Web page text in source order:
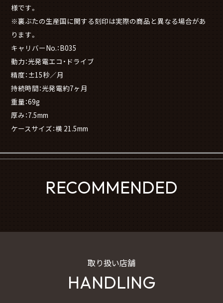
様です。
※裏ぶたの生産国に関する刻印は実際の商品と異なる場合があ
ります。
キャリバーNo.：B035
動力：光発電エコ・ドライブ
精度：±15秒／月
持続時間：光発電約7ヶ月
重量：69g
厚み：7.5mm
ケースサイズ：横 21.5mm
RECOMMENDED
取り扱い店舗
HANDLING